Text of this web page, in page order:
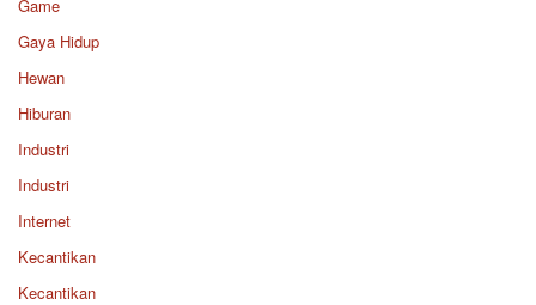
Game
Gaya Hidup
Hewan
Hiburan
Industri
Industri
Internet
Kecantikan
Kecantikan